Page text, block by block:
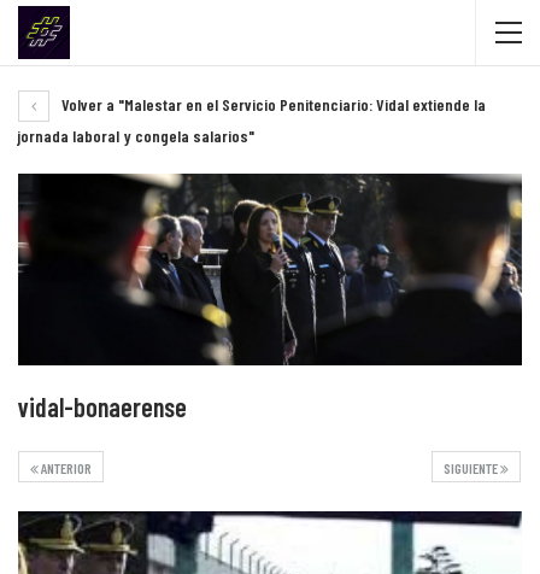
Volver a "Malestar en el Servicio Penitenciario: Vidal extiende la
jornada laboral y congela salarios"
vidal-bonaerense
SIGUIENTE
ANTERIOR